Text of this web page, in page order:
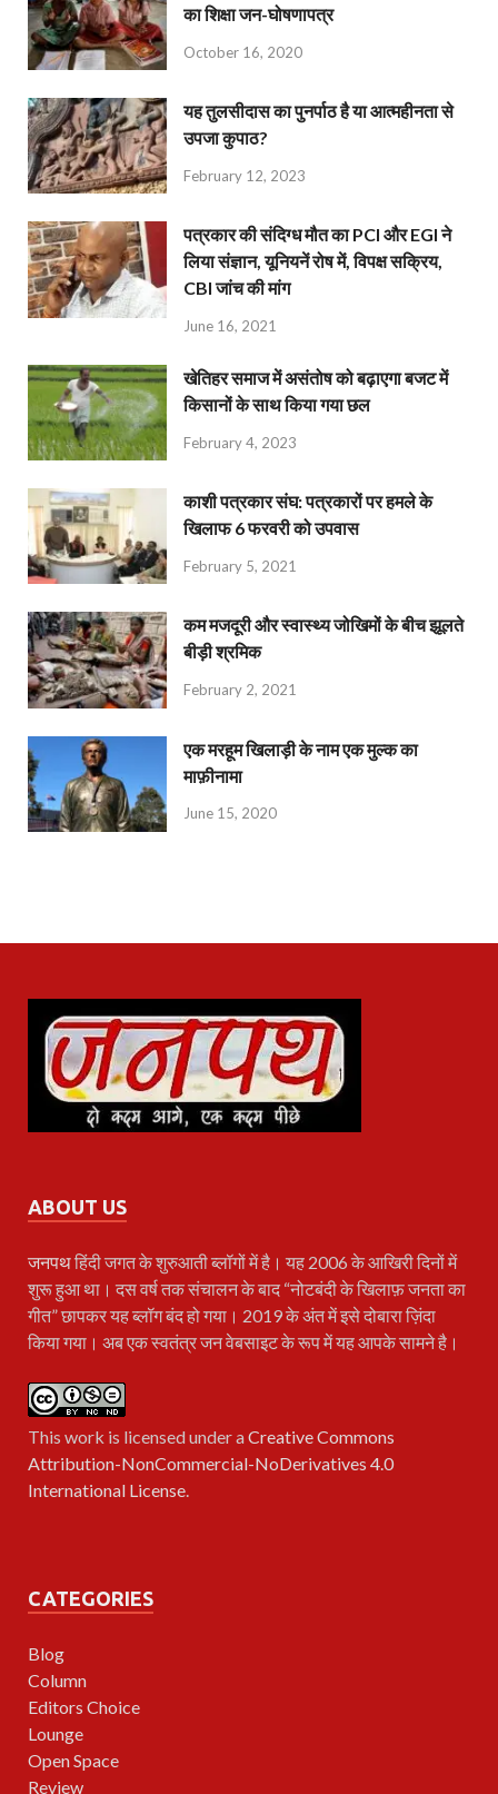
का शिक्षा जन-घोषणापत्र
October 16, 2020
यह तुलसीदास का पुनर्पाठ है या आत्महीनता से
उपजा कुपाठ?
February 12, 2023
पत्रकार की संदिग्ध मौत का PCI और EGI ने
लिया संज्ञान, यूनियनें रोष में, विपक्ष सक्रिय,
CBI जांच की मांग
June 16, 2021
खेतिहर समाज में असंतोष को बढ़ाएगा बजट में
किसानों के साथ किया गया छल
February 4, 2023
काशी पत्रकार संघ: पत्रकारों पर हमले के
खिलाफ 6 फरवरी को उपवास
February 5, 2021
कम मजदूरी और स्वास्थ्य जोखिमों के बीच झूलते
बीड़ी श्रमिक
February 2, 2021
एक मरहूम खिलाड़ी के नाम एक मुल्क का
माफ़ीनामा
June 15, 2020
ABOUT US
जनपथहिंदी जगत के शुरुआती ब्लॉगों में है। यह 2006 के आखिरी दिनों में
शुरू हुआ था। दस वर्ष तक संचालन के बाद “नोटबंदी के खिलाफ़ जनता का
गीत” छापकर यह ब्लॉग बंद हो गया। 2019 के अंत में इसे दोबारा ज़िंदा
किया गया। अब एक स्वतंत्र जन वेबसाइट के रूप में यह आपके सामने है।
This work is licensed under aCreative Commons
Attribution-NonCommercial-NoDerivatives 4.0
International License
CATEGORIES
Blog
Column
Editors Choice
Lounge
Open Space
Review